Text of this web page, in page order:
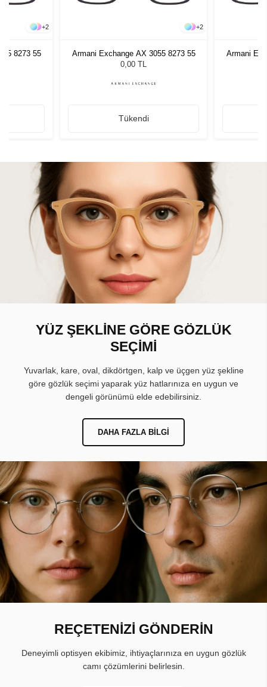
+2
8273 55
+2
Armani Exchange AX 3055 8273 55
0,00 TL
Tükendi
Armani
YÜZ ŞEKLİNE GÖRE GÖZLÜK
SEÇİMİ
Yuvarlak, kare, oval, dikdörtgen, kalp ve üçgen yüz şekline
göre gözlük seçimi yaparak yüz hatlarınıza en uygun ve
dengeli görünümü elde edebilirsiniz.
DAHA FAZLA BILGI
REÇETENİZİ GÖNDERİN
Deneyimli optisyen ekibimiz, ihtiyaçlarınıza en uygun gözlük
camı çözümlerini belirlesin.